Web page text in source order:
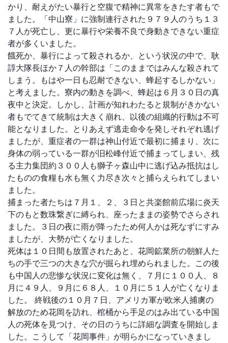
かり、耐えがたい暴行と空腹で精神に異常をきたす者もで
ました。「中山寮」に強制連行された９７９人のうち１３
７人が死亡し、更に暴行や栄養不良で身動きできない重症
者が多くいました。
餓死か、暴行によって殺されるか、という状況の中で、耿
諄大隊長ほか７人の幹部は「このままではみんな殺されて
しまう。もはや一日も忍耐できない、蜂起するしかない」
と考えました。寮内の動きを調べ、蜂起は６月３０日の真
夜中と決定。しかし、計画が知れわたると規制がきかない
者もでてきて統制は大きく崩れ、以後の組織的行動は不可
能となりました。とりあえず逃走命令を発しそれぞれ逃げ
ましたが、重症者の一群は神山付近で最初に捕まり、次に
身体の弱っている一群が旧松峰付近で捕まってしまい、残
る主力集団約３００人も獅子ヶ森山中に逃げ込み抵抗はし
たものの食糧も水も無く力尽き次々と捕らえられてしまい
ました。
捕まった者たちは７月１、２、３日と共楽館前広場に炎天
下のもと数珠繋ぎに縛られ、座ったままの姿勢でさらされ
ました。３日の夜に雨が降ったため何人かは死なずにすみ
ましたが、大勢が亡くなりました。
死体は１０日間も放置されたあと、花岡鉱業所の朝鮮人た
ちの手で三つの大きな穴が掘られ埋められました。この後
も中国人の悲惨な状況に変化は無く、７月に１００人、８
月に４９人、９月に６８人、１０月に５１人が亡くなりま
した。 終戦後の１０月７日、アメリカ軍が欧米人捕虜の
解放のため花岡を訪れ、棺桶から手足のはみ出ている中国
人の死体を見つけ、その日のうちに詳細な調査を開始しま
した。こうして「花岡事件」が明らかになっていきまし